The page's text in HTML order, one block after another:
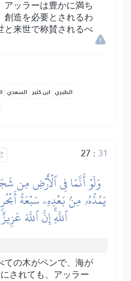
アッラーは豊かに満ち
創造を必要とされるわ
と来世で称賛されるべ
السعدي ابن كثير الطبري
27 : 31
وَلَوۡ أَنَّمَا فِي ٱلۡأَرۡضِ مِن
يَمُدُّهُۥ مِنۢ بَعۡدِهِۦ سَبۡعَةُ
ٱللَّهِۚ إِنَّ ٱللَّهَ
ての木がペンで、海が
されても、アッラー